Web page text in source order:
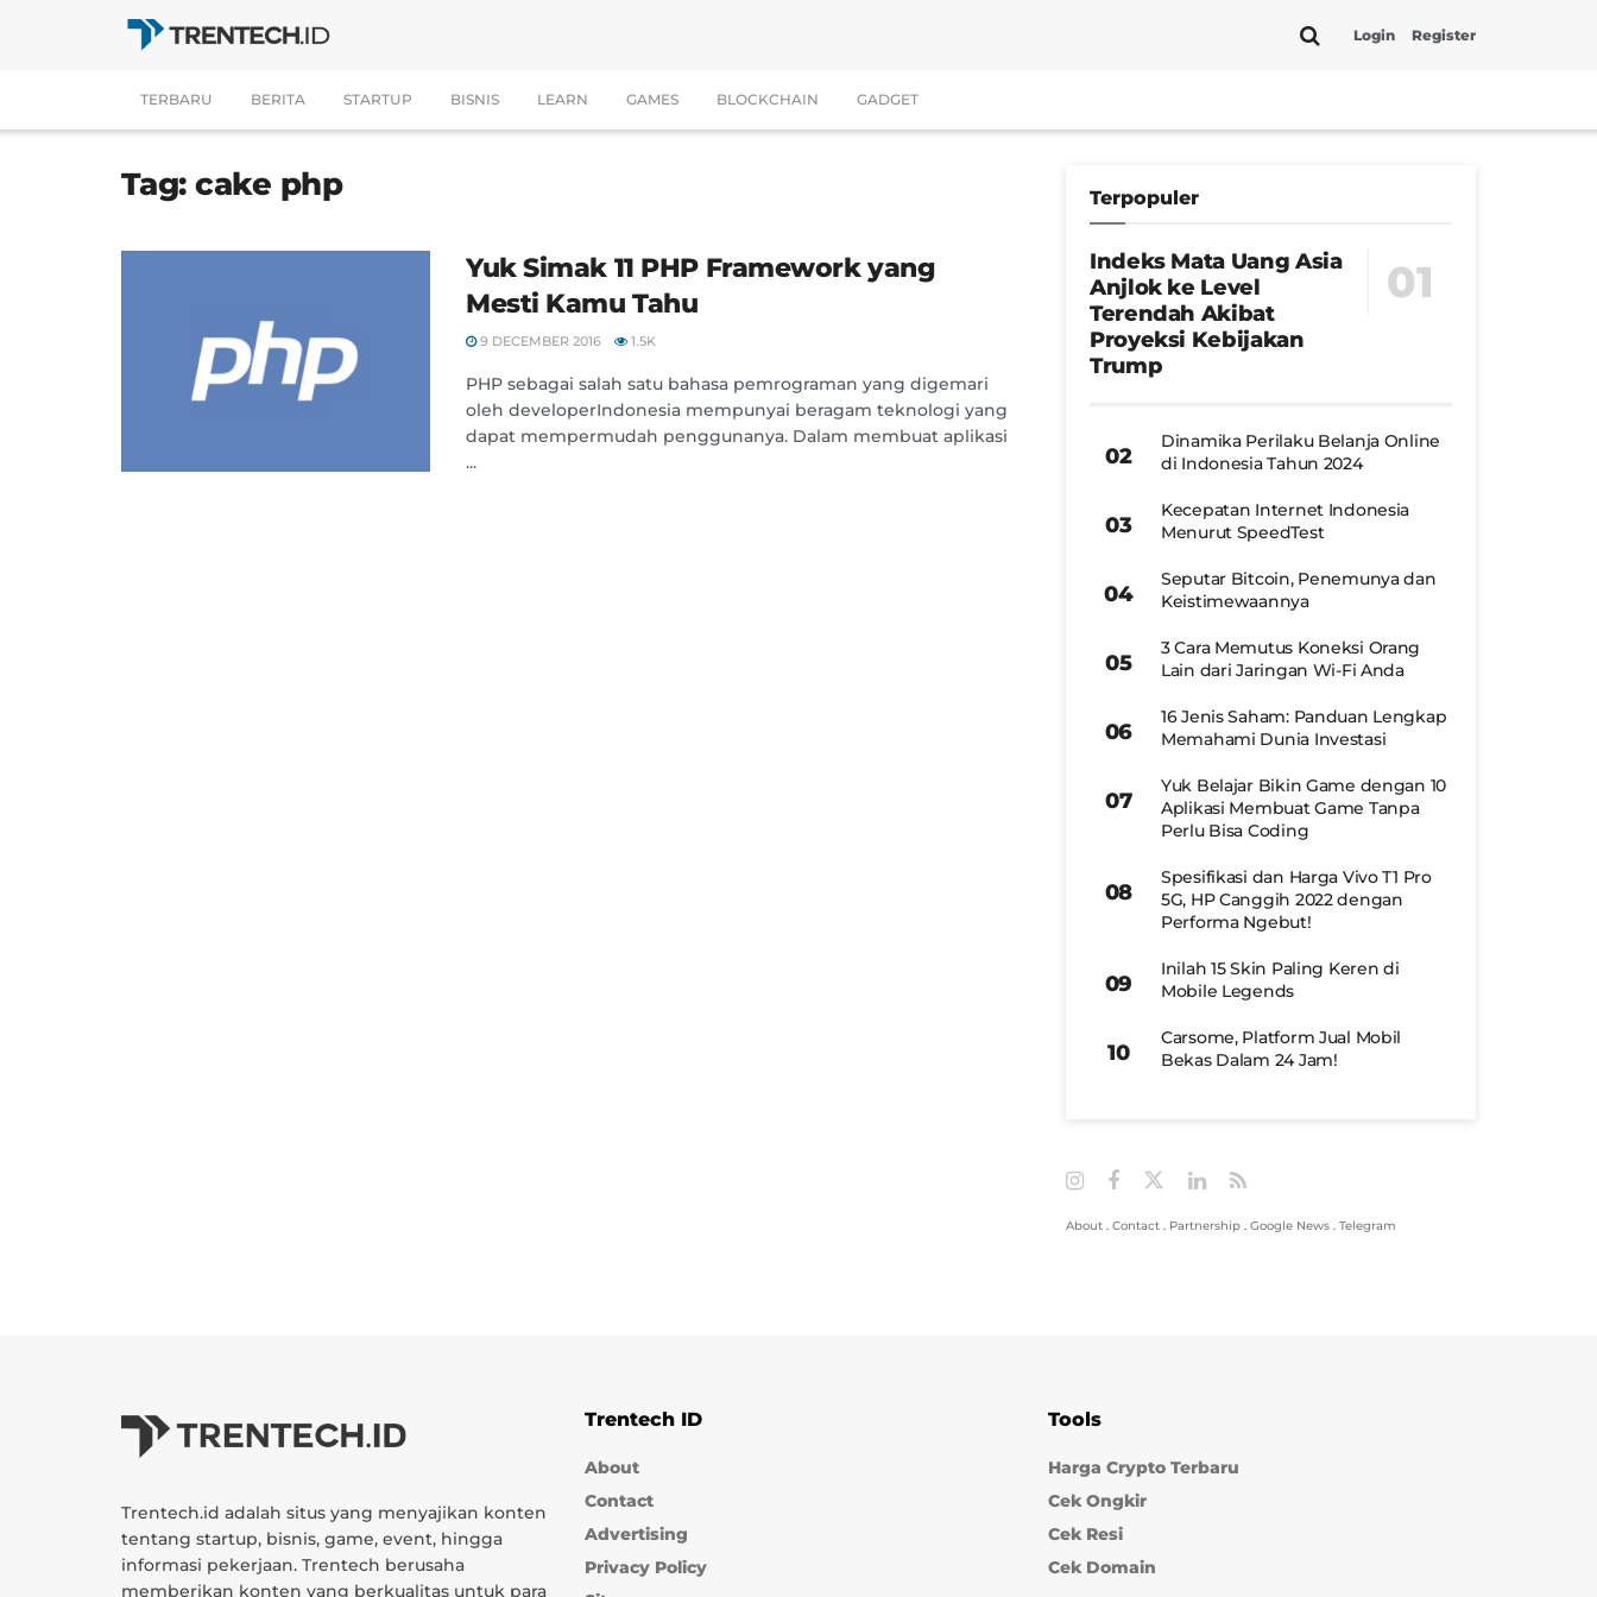
Login Register
TERBARU BERITA STARTUP BISNIS LEARN GAMES BLOCKCHAIN GADGET
Tag:cake php
Yuk Simak 11 PHP Framework yang
Mesti Kamu Tahu
9 DECEMBER 2016 1.5K
PHP sebagai salah satu bahasa pemrograman yang digemari
oleh developerIndonesia mempunyai beragam teknologi yang
dapat mempermudah penggunanya. Dalam membuat aplikasi
...
Terpopuler
Indeks Mata Uang Asia
Anjlok ke Level
Terendah Akibat
Proyeksi Kebijakan
Trump
Dinamika Perilaku Belanja Online
di Indonesia Tahun 2024
Kecepatan Internet Indonesia
Menurut SpeedTest
Seputar Bitcoin, Penemunya dan
Keistimewaannya
3 Cara Memutus Koneksi Orang
Lain dari Jaringan Wi-Fi Anda
16 Jenis Saham: Panduan Lengkap
Memahami Dunia Investasi
Yuk Belajar Bikin Game dengan 10
Aplikasi Membuat Game Tanpa
Perlu Bisa Coding
Spesifikasi dan Harga Vivo T1 Pro
5G, HP Canggih 2022 dengan
Performa Ngebut!
Inilah 15 Skin Paling Keren di
Mobile Legends
Carsome, Platform Jual Mobil
Bekas Dalam 24 Jam!
About . Contact . Partnership . Google News . Telegram
Trentech.id adalah situs yang menyajikan konten
tentang startup, bisnis, game, event, hingga
informasi pekerjaan. Trentech berusaha
memberikan konten yang berkualitas untuk para
Trentech ID
About
Contact
Advertising
Privacy Policy
Tools
Harga Crypto Terbaru
Cek Ongkir
Cek Resi
Cek Domain